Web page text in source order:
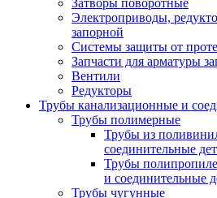
Затворы поворотные
Электроприводы,
запорной
Системы защиты от
Запчасти для арматуры
Вентили
Редукторы
Трубы канализационные и
Трубы полимерные
Трубы из
соединительные
Трубы
и соединительные
Трубы чугунные